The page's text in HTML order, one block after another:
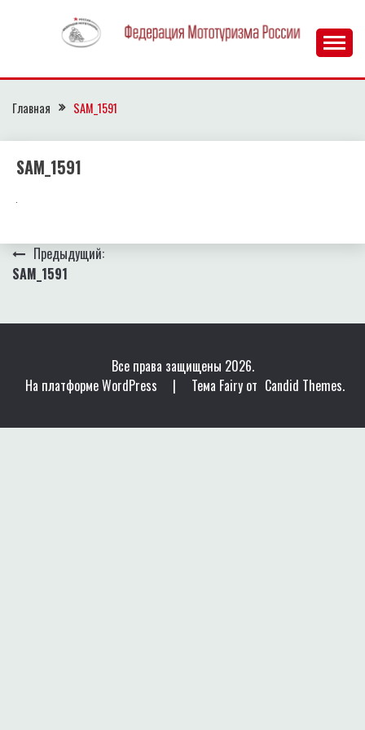
содержимому
Главная SAM_1591
SAM_1591
Навигация
по
записям
Предыдущий:
SAM_1591
Все права защищены 2026.
На платформе WordPress
| Тема Fairy от Candid Themes.